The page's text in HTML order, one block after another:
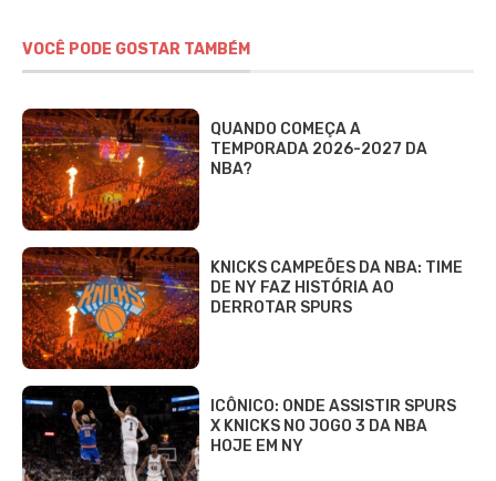
VOCÊ PODE GOSTAR TAMBÉM
QUANDO COMEÇA A
TEMPORADA 2026-2027 DA
NBA?
KNICKS CAMPEÕES DA NBA: TIME
DE NY FAZ HISTÓRIA AO
DERROTAR SPURS
ICÔNICO: ONDE ASSISTIR SPURS
X KNICKS NO JOGO 3 DA NBA
HOJE EM NY